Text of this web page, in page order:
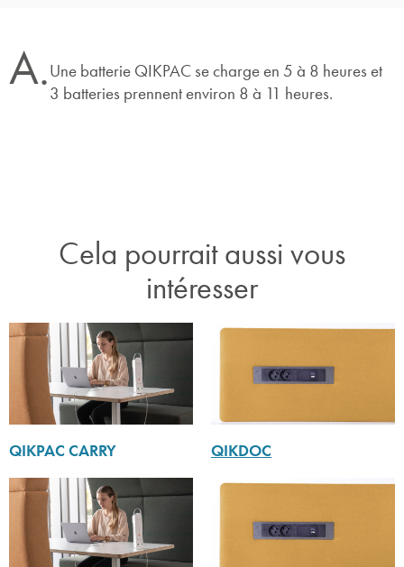
A.Une batterie QIKPAC se charge en 5 à 8 heures et
3 batteries prennent environ 8 à 11 heures.
Cela pourrait aussi vous
intéresser
QIKPAC CARRY QIKDOC